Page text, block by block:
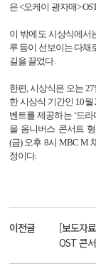
은<오케이 광자매>
이 밖에도 시상식에서
루 등이 선보이는 다채
길을 끌었다.
한편 ,시상식은 오는 27
한 시상식 기간인 10월
벤트를 제공하는 ‘드
을 옴니버스 콘서트
(금) 오후 8시 MBC M
정이다.
이전글
[보도자
OST 콘